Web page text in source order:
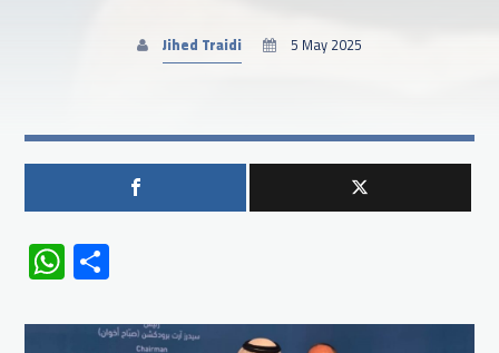
Jihed Traidi 5 May 2025
WhatsApp